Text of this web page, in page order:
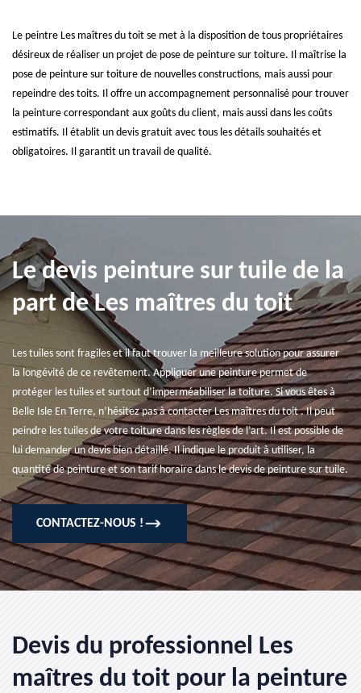
Le peintre Les maîtres du toit se met à la disposition de tous propriétaires
désireux de réaliser un projet de pose de peinture sur toiture. Il maîtrise la
pose de peinture sur toiture de nouvelles constructions, mais aussi pour
repeindre des toits. Il offre un accompagnement personnalisé pour trouver
la peinture correspondant aux goûts du client, mais aussi dans les coûts
estimatifs. Il établit un devis gratuit avec tous les détails souhaités et
obligatoires. Il garantit un travail de qualité.
Le devis peinture sur tuile de la
part de Les maîtres du toit
Les tuiles sont fragiles et il faut trouver la meilleure solution pour assurer
la longévité de ce revêtement. Appliquer une peinture permet de
protéger les tuiles et surtout d’imperméabiliser la toiture. Si vous êtes à
Belle Isle En Terre, n’hésitez pas à contacter Les maîtres du toit . Il peut
peindre les tuiles de votre toiture dans les règles de l’art. Il est possible de
lui demander un devis bien détaillé. Il indique le produit à utiliser, la
quantité de peinture et son tarif horaire dans le devis de peinture sur tuile.
CONTACTEZ-NOUS !
Devis du professionnel Les
maîtres du toit pour la peinture